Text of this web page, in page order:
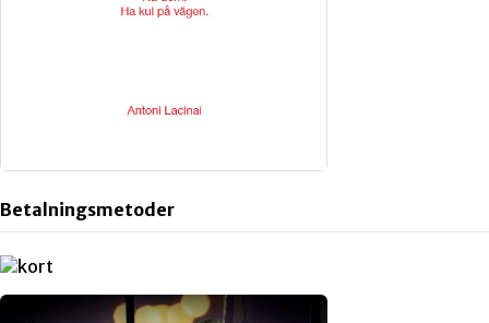
Betalningsmetoder